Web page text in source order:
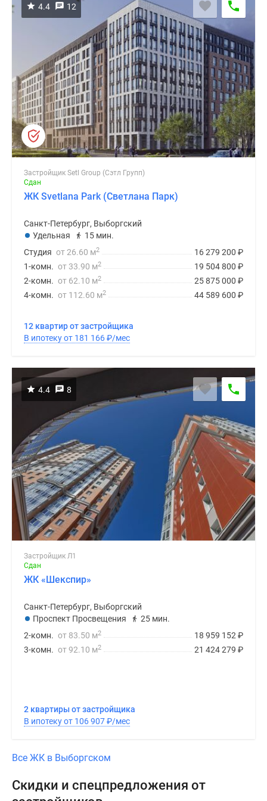
4.4 12
Застройщик Setl Group (Сэтл Групп)
Сдан
ЖК Svetlana Park (Светлана Парк)
Санкт-Петербург, Выборгский
Удельная
15 мин.
16 279 200 ₽
Студия от 26.60 м2
19 504 800 ₽
1-комн. от 33.90 м2
25 875 000 ₽
2-комн. от 62.10 м2
44 589 600 ₽
4-комн. от 112.60 м2
12 квартир от застройщика
В ипотеку от 181 166₽/мес
4.4 8
Застройщик Л1
Сдан
ЖК «Шекспир»
Санкт-Петербург, Выборгский
Проспект Просвещения
25 мин.
18 959 152 ₽
2-комн. от 83.50 м2
21 424 279 ₽
3-комн. от 92.10 м2
2 квартиры от застройщика
В ипотеку от 106 907₽/мес
Все ЖК в Выборгском
Скидки и спецпредложения от